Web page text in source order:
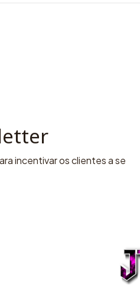
incentivar os clientes a se